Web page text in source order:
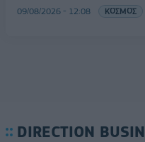
09/08/2026 - 12:08 ΚΟΣΜΟΣ
DIRECTION